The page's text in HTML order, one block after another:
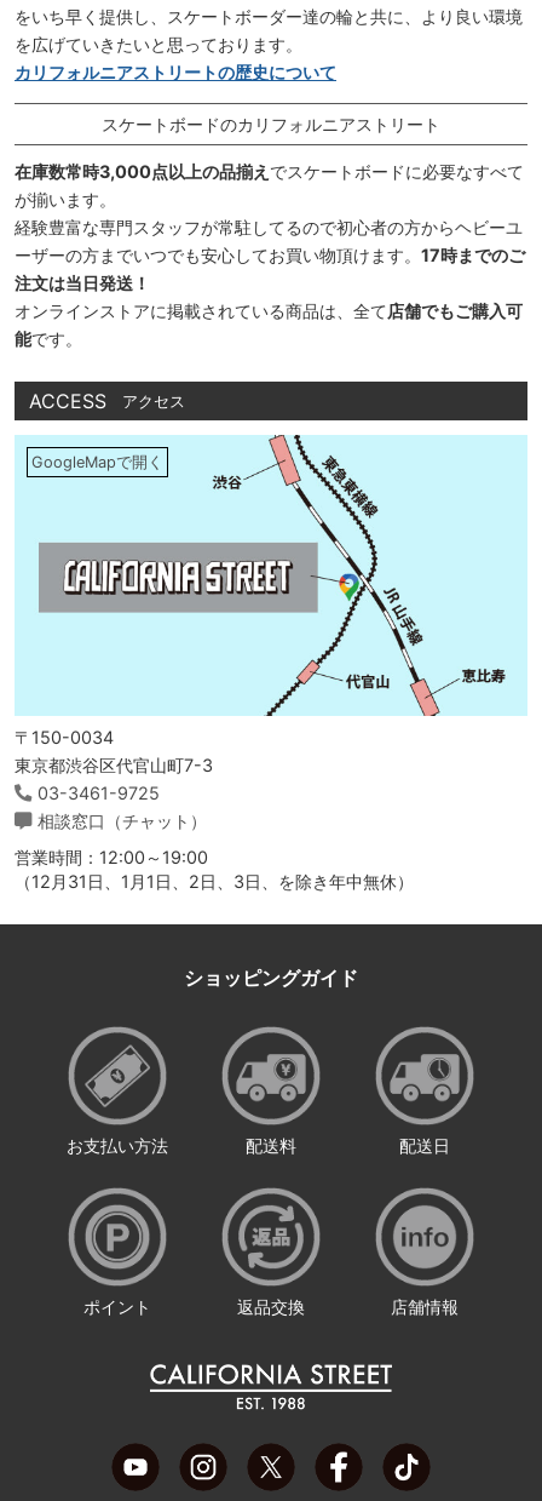
をいち早く提供し、スケートボーダー達の輪と共に、より良い環境
を広げていきたいと思っております。
カリフォルニアストリートの歴史について
スケートボードのカリフォルニアストリート
在庫数常時3,000点以上の品揃え でスケートボードに必要なすべて
が揃います。
経験豊富な専門スタッフが常駐してるので初心者の方からヘビーユ
ーザーの方までいつでも安心してお買い物頂けます。 17時までのご
注文は当日発送！
オンラインストアに掲載されている商品は、全て店舗でもご購入可
能です。
ACCESS アクセス
GoogleMapで開く
〒150-0034
東京都渋谷区代官山町7-3
03-3461-9725
相談窓口（チャット）
営業時間：12:00～19:00
（12月31日、1月1日、2日、3日、を除き年中無休）
ショッピングガイド
お支払い方法 配送料 配送日
ポイント 返品交換 店舗情報